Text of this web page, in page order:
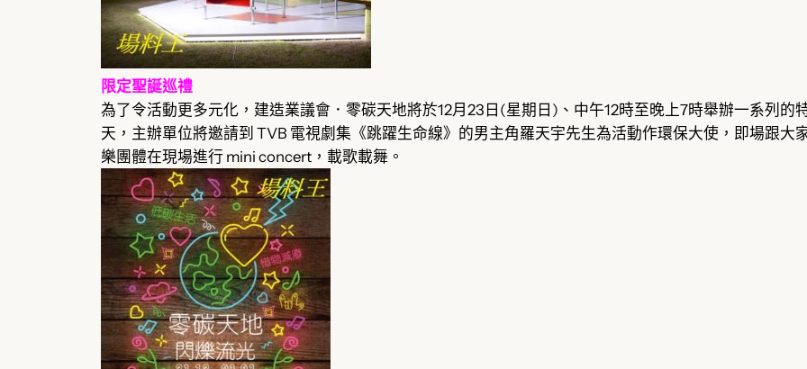
限定聖誕巡禮
為了令活動更多元化，建造業議會．零碳天地將於12月23日(星期日)、中午12時至晚上7時舉辦一系列的
天，主辦單位將邀請到 TVB 電視劇集《跳躍生命線》的男主角羅天宇先生為活動作環保大使，即場跟大
樂團體在現場進行 mini concert，載歌載舞。